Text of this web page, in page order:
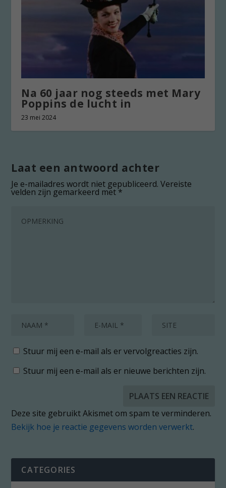
Na 60 jaar nog steeds met Mary
Poppins de lucht in
23 mei 2024
Laat een antwoord achter
Je e-mailadres wordt niet gepubliceerd. Vereiste
velden zijn gemarkeerd met*
Stuur mij een e-mail als er vervolgreacties zijn.
Stuur mij een e-mail als er nieuwe berichten zijn.
Deze site gebruikt Akismet om spam te verminderen.
Bekijk hoe je reactie gegevens worden verwerkt.
CATEGORIES